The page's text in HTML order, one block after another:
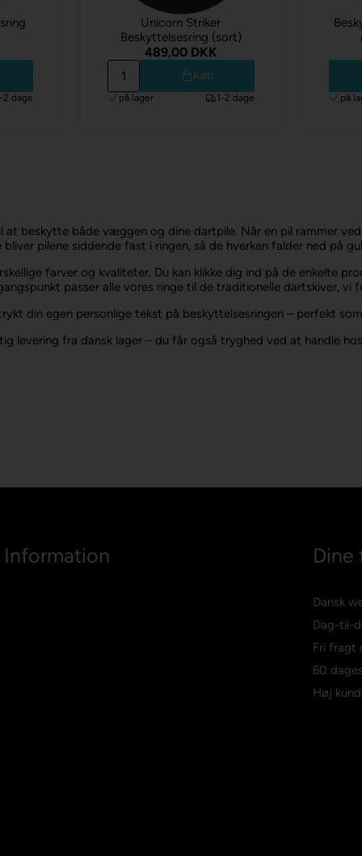
2 dage
Unicorn Striker
Beskyttelsesring (sort)
489,00 DKK
Køb
på lager 1-2 dage på
beskytte både væggen og dine dartpile. Når en pil rammer
pilene siddende fast i ringen, så de hverken falder ned på
farver og kvaliteter. Du kan klikke dig ind på de enkelte
passer alle vores ringe til de traditionelle dartskiver, vi
din egen personlige tekst på beskyttelsesringen – perfekt
levering fra dansk lager – du får også tryghed ved at handle
Information Dine
Dansk
Dag-til-
Fri fragt
60
Høj